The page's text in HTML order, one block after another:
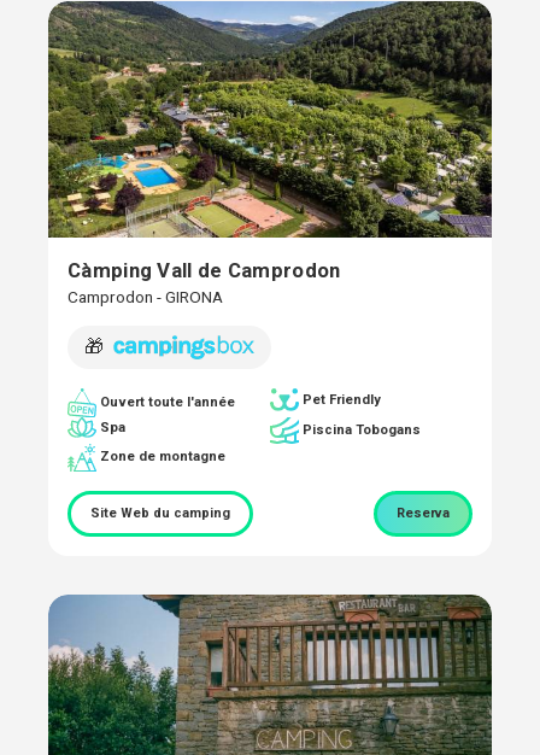
Càmping Vall de Camprodon
Camprodon - GIRONA
🎁
Ouvert toute l'année
Pet Friendly
Spa
Piscina Tobogans
Zone de montagne
Site Web du camping Reserva